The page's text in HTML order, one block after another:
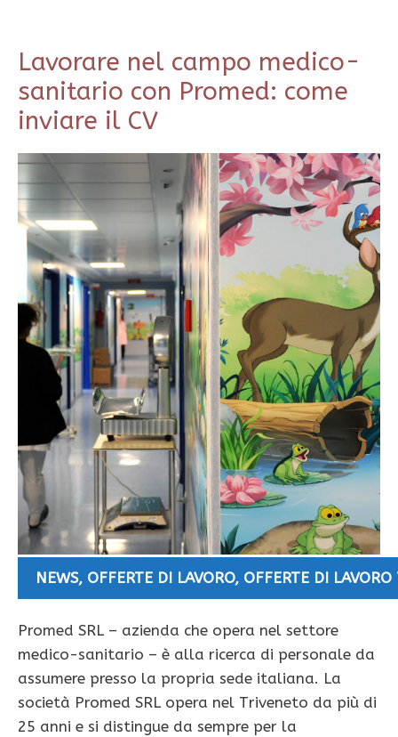
Lavorare nel campo medico-
sanitario con Promed: come
inviare il CV
NEWS, OFFERTE DI LAVORO, OFFERTE DI LAVORO
Promed SRL – azienda che opera nel settore
medico-sanitario – è alla ricerca di personale da
assumere presso la propria sede italiana. La
società Promed SRL opera nel Triveneto da più di
25 anni e si distingue da sempre per la